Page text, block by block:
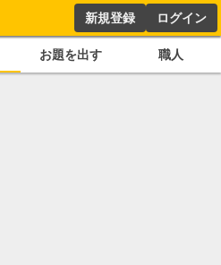
新規登録 ログイン
お題を出す 職人